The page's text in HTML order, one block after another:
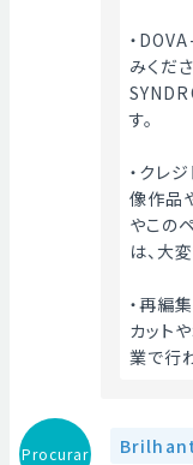
・
みくだ
す。
・クレ
像作品
やこの
は、大
・再編
カット
Procurar